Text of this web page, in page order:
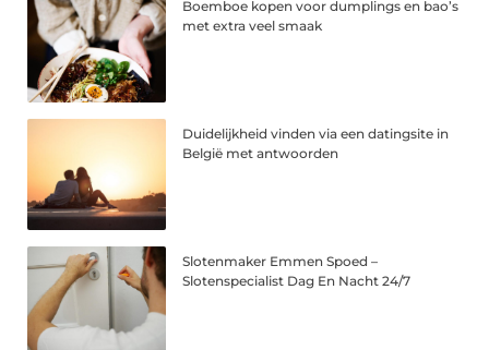
Boemboe kopen voor dumplings en bao’s
met extra veel smaak
Duidelijkheid vinden via een datingsite in
België met antwoorden
Slotenmaker Emmen Spoed –
Slotenspecialist Dag En Nacht 24/7